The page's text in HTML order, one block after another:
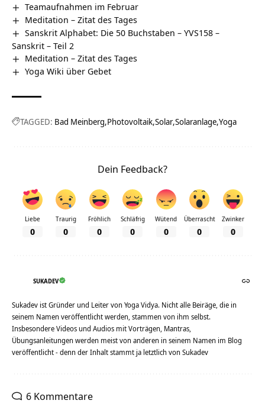
Teamaufnahmen im Februar
Meditation – Zitat des Tages
Sanskrit Alphabet: Die 50 Buchstaben – YVS158 –
Sanskrit – Teil 2
Meditation – Zitat des Tages
Yoga Wiki über Gebet
TAGGED: Bad Meinberg Photovoltaik Solar Solaranlage Yoga
Dein Feedback?
Liebe
0
Traurig
0
Fröhlich
0
Schläfrig
0
Wütend
0
Überrascht
0
Zwinker
0
SUKADEV
Sukadev ist Gründer und Leiter von Yoga Vidya. Nicht alle Beiräge, die in
seinem Namen veröffentlicht werden, stammen von ihm selbst.
Insbesondere Videos und Audios mit Vorträgen, Mantras,
Übungsanleitungen werden meist von anderen in seinem Namen im Blog
veröffentlicht - denn der Inhalt stammt ja letztlich von Sukadev
6 Kommentare